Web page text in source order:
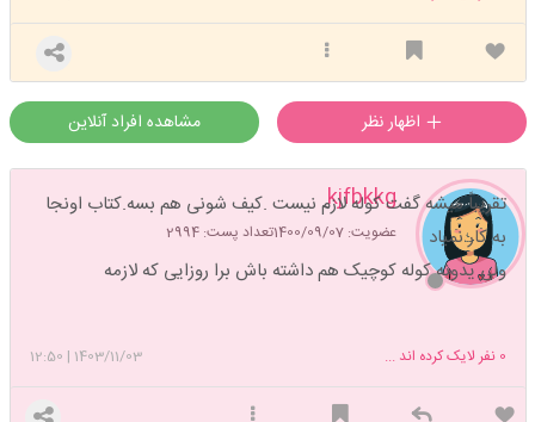
مشاهده افراد آنلاین
kjfbkkg
عضویت: 1400/09/07 تعداد پست: 2994
تقریباً میشه گفت کوله لازم نیست .کیف شونی هم بسه.کتاب اونجا
به کار نمیاد
ولی یدونه کوله کوچیک هم داشته باش برا روزایی که لازمه
1403/11/03
|
12:50 0 نفر لایک کرده اند ...